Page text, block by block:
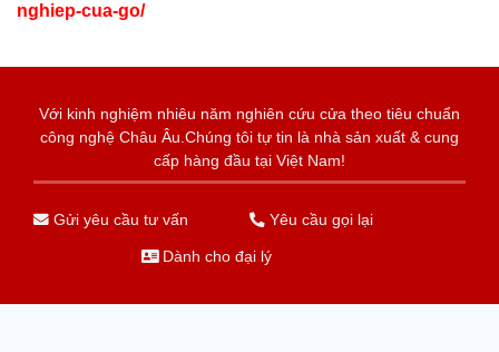
nghiep-cua-go/
Với kinh nghiệm nhiêu năm nghiên cứu cửa theo tiêu chuẩn
công nghệ Châu Âu.Chúng tôi tự tin là nhà sản xuất & cung
cấp hàng đầu tại Việt Nam!
Gửi yêu cầu tư vấn Yêu cầu gọi lại
Dành cho đại lý